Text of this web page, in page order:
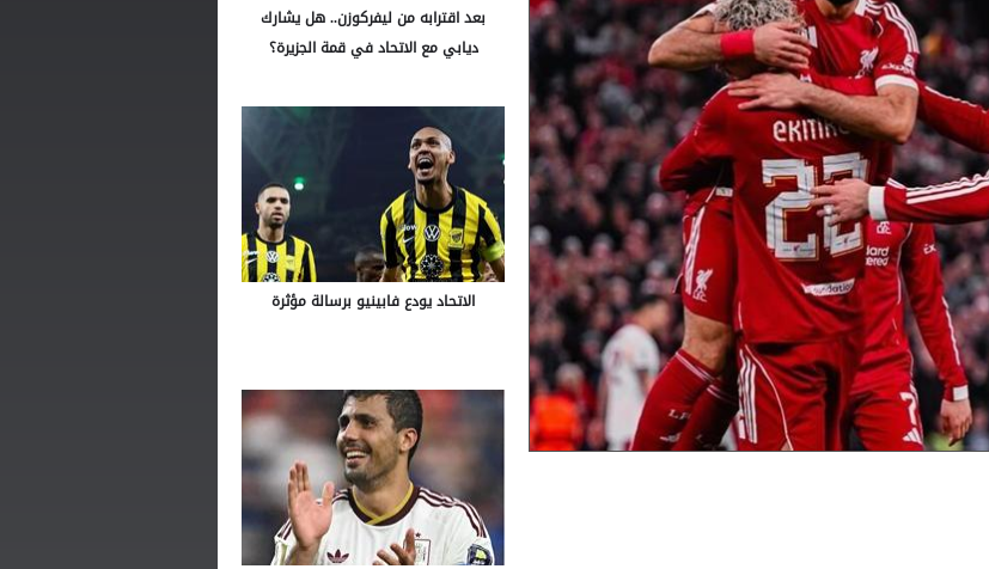
بعد اقترابه من ليفركوزن.. هل يشارك
ديابي مع الاتحاد في قمة الجزيرة؟
الاتحاد يودع فابينيو برسالة مؤثرة